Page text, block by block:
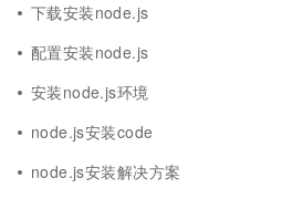
下载安装node.js
配置安装node.js
安装node.js环境
node.js安装code
node.js安装解决方案